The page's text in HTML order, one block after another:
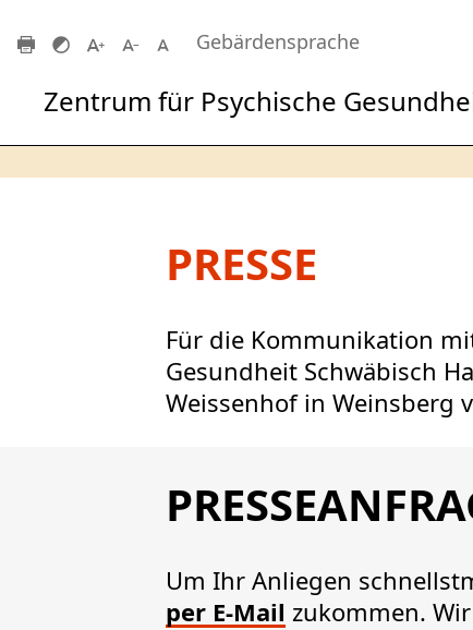
Zentrum für Psychische
Gebärdensprache
PRESSE
Für die Kommunikation
Gesundheit Schwäbisch
Weissenhof in Weinsberg
Um Ihr Anliegen
per E-Mail zukommen.